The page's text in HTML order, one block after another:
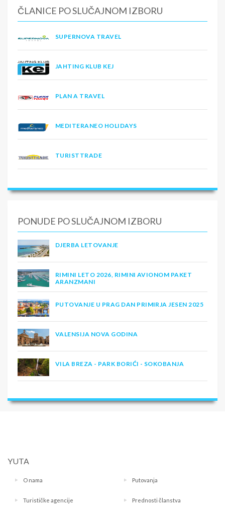
ČLANICE PO SLUČAJNOM IZBORU
SUPERNOVA TRAVEL
JAHTING KLUB KEJ
PLAN A TRAVEL
MEDITERANEO HOLIDAYS
TURISTTRADE
PONUDE PO SLUČAJNOM IZBORU
DJERBA LETOVANJE
RIMINI LETO 2026, RIMINI AVIONOM PAKET
ARANZMANI
PUTOVANJE U PRAG DAN PRIMIRJA JESEN 2025
VALENSIJA NOVA GODINA
VILA BREZA - PARK BORIĆI - SOKOBANJA
YUTA
O nama Putovanja
Turističke agencije Prednosti članstva